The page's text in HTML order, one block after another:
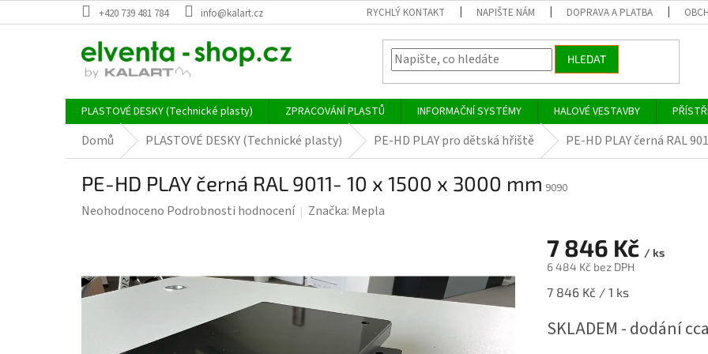
na
+420 739 481 784 info@kalart.cz RYCHLÝ KONTAKT NAPIŠTE NÁM DOPRAVA A PLATBA
HLEDAT
PLASTOVÉ DESKY (Technické plasty) ZPRACOVÁNÍ PLASTŮ INFORMAČNÍ SYSTÉMY HALOVÉ VESTAVBY
Domů PLASTOVÉ DESKY (Technické plasty) PE-HD PLAY pro dětská hřiště PE-HD PLAY černá RAL
PE-HD PLAY černá RAL 9011- 10 x 1500 x 3000 mm 9090
Průměrné
0,0
z
Neohodnoceno Podrobnosti hodnocení Značka: Mepla
7 846 Kč / ks
6 484 Kč bez DPH
Měrná
7 846 Kč / 1 ks
SKLADEM - dodání